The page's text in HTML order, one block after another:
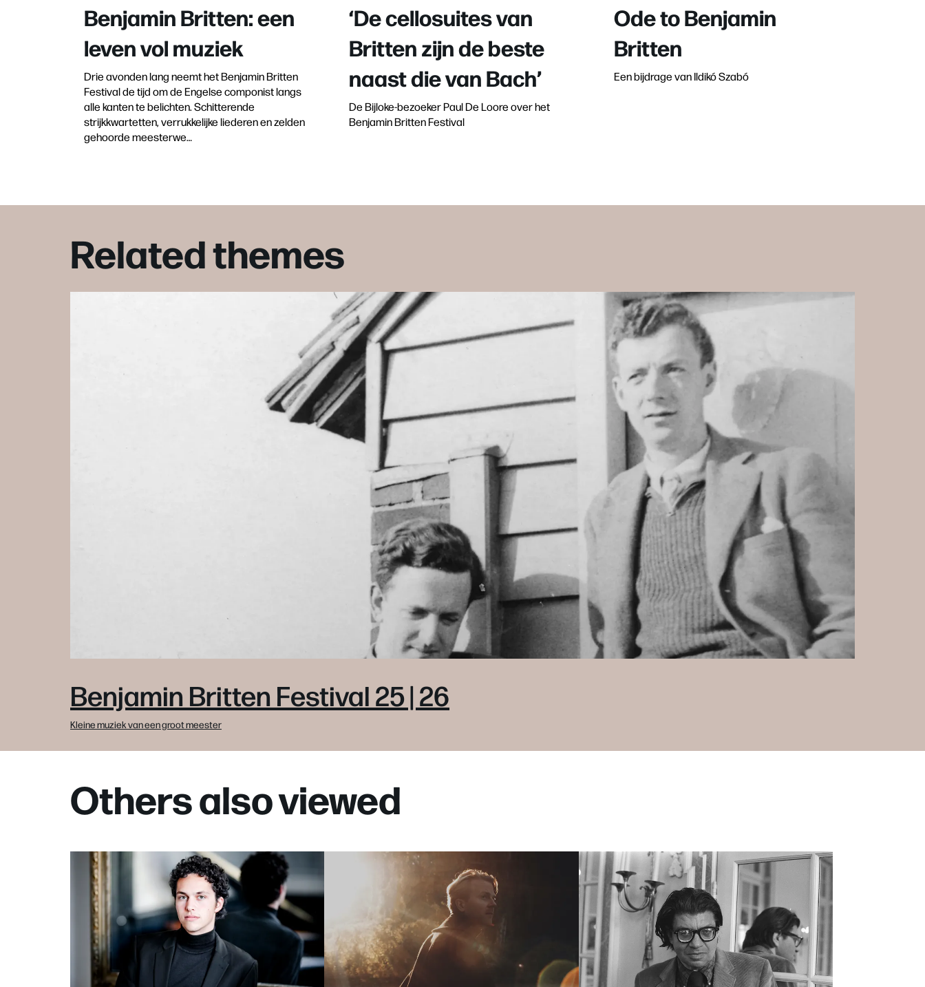
Benjamin Britten: een
leven vol muziek
Drie avonden lang neemt het Benjamin Britten
Festival de tijd om de Engelse componist langs
alle kanten te belichten. Schitterende
strijkkwartetten, verrukkelijke liederen en zelden
gehoorde meesterwe…
‘De cellosuites van
Britten zijn de beste
naast die van Bach’
De Bijloke-bezoeker Paul De Loore over het
Benjamin Britten Festival
Ode to Benjamin
Britten
Een bijdrage van Ildikó Szabó
Related themes
Benjamin Britten Festival 25 | 26
Kleine muziek van een groot meester
Others also viewed